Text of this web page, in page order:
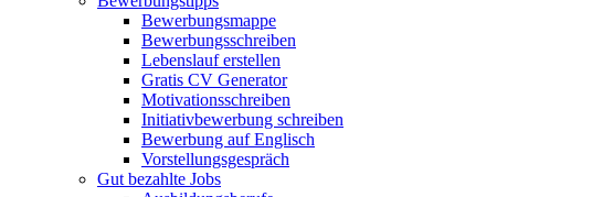
Bewerbungsmappe
Bewerbungsschreiben
Lebenslauf erstellen
Gratis CV Generator
Motivationsschreiben
Initiativbewerbung schreiben
Bewerbung auf Englisch
Vorstellungsgespräch
Gut bezahlte Jobs